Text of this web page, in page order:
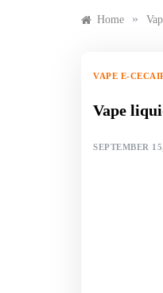
Home »
VAPE E-
Vape
SEPTEMBER